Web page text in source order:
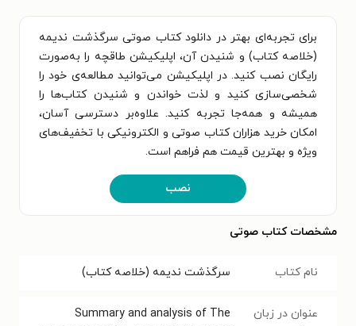
برای تجربه‌ای بهتر در دانلود کتاب صوتی سرگذشت ندیمه
(خلاصه کتاب) و شنیدن آن، اپلیکیشن طاقچه را به‌صورت
رایگان نصب کنید. در اپلیکیشن می‌توانید مطالعه‌ی خود را
شخصی‌سازی کنید و لذت خواندن و شنیدن کتاب‌ها را
همیشه و همه‌جا تجربه کنید. علاوه‌بر دسترسی آسان،
امکان خرید هزاران کتاب صوتی و الکترونیکی با تخفیف‌های
ویژه و بهترین قیمت هم فراهم است.
نصب
مشخصات کتاب صوتی
نام کتاب سرگذشت ندیمه (خلاصه کتاب)
عنوان در زبان
Summary and analysis of The